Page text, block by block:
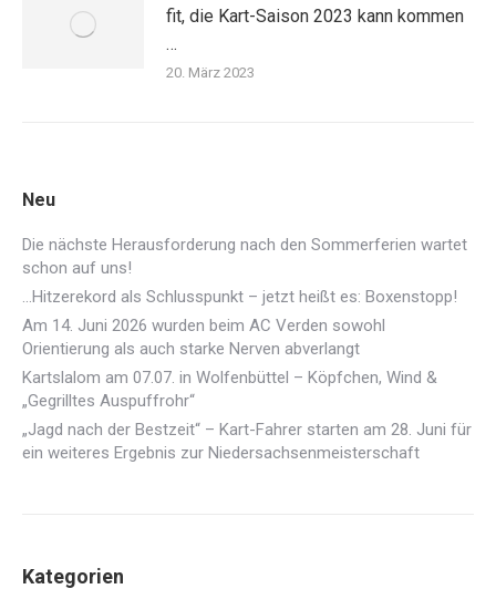
fit, die Kart-Saison 2023 kann kommen
…
20. März 2023
Neu
Die nächste Herausforderung nach den Sommerferien wartet
schon auf uns!
…Hitzerekord als Schlusspunkt – jetzt heißt es: Boxenstopp!
Am 14. Juni 2026 wurden beim AC Verden sowohl
Orientierung als auch starke Nerven abverlangt
Kartslalom am 07.07. in Wolfenbüttel – Köpfchen, Wind &
„Gegrilltes Auspuffrohr“
„Jagd nach der Bestzeit“ – Kart-Fahrer starten am 28. Juni für
ein weiteres Ergebnis zur Niedersachsenmeisterschaft
Kategorien